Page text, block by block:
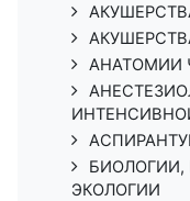
АНАТОМИИ
БИОЛОГИИ,
ЭКОЛОГИИ